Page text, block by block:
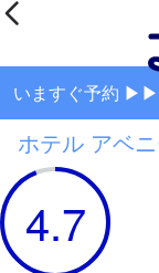
いますぐ予約 ▶▶
ホテル アベ
4.7